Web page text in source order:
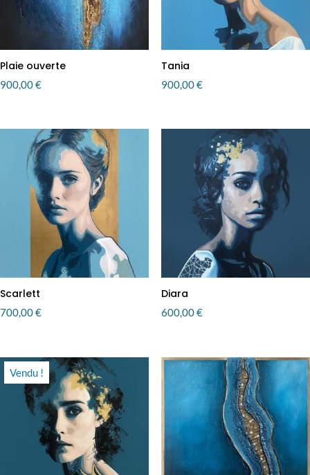
Plaie ouverte
900,00€
Tania
900,00€
Scarlett
700,00€
Diara
600,00€
Vendu !